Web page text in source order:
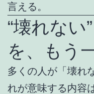
言える。
“壊れない
を、もう
多くの人が「壊れ
れが意味する内容